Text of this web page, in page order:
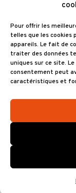
Pour offrir les
telles que les
appareils. Le fait de
traiter des données
uniques sur ce site.
consentement peut
caractéristiques et
►
02 29 00
►
►